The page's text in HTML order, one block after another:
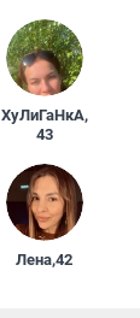
ХуЛиГаНкА,
43
Лена,42